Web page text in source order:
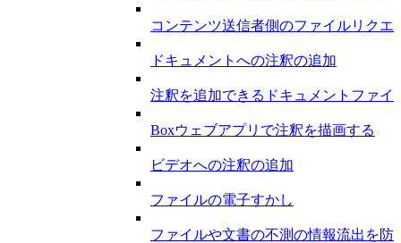
コンテンツ送信者側のファイルリク
ドキュメントへの注釈の追加
注釈を追加できるドキュメントファイ
Boxウェブアプリで注釈を描画する
ビデオへの注釈の追加
ファイルの電子すかし
ファイルや文書の不測の情報流出を防